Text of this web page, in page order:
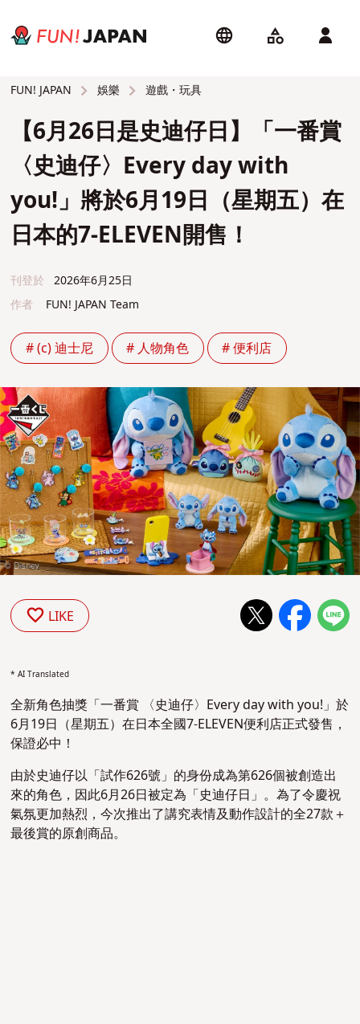
FUN! JAPAN 娛樂 遊戲・玩具
【6月26日是史迪仔日】「一番賞
〈史迪仔〉Every day with
you!」將於6月19日（星期五）在
日本的7-ELEVEN開售！
刊登於
2026年6月25日
作者
FUN! JAPAN Team
# (c) 迪士尼 # 人物角色 # 便利店
LIKE
* AI Translated
全新角色抽獎「一番賞 〈史迪仔〉Every day with you!」於
6月19日（星期五）在日本全國7-ELEVEN便利店正式發售，
保證必中！
由於史迪仔以「試作626號」的身份成為第626個被創造出
來的角色，因此6月26日被定為「史迪仔日」。為了令慶祝
氣氛更加熱烈，今次推出了講究表情及動作設計的全27款＋
最後賞的原創商品。